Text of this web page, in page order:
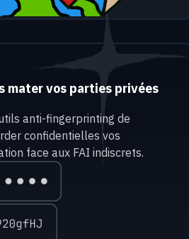
mater vos parties privées
anti-fingerprinting de
confidentielles vos
face aux FAI indiscrets.